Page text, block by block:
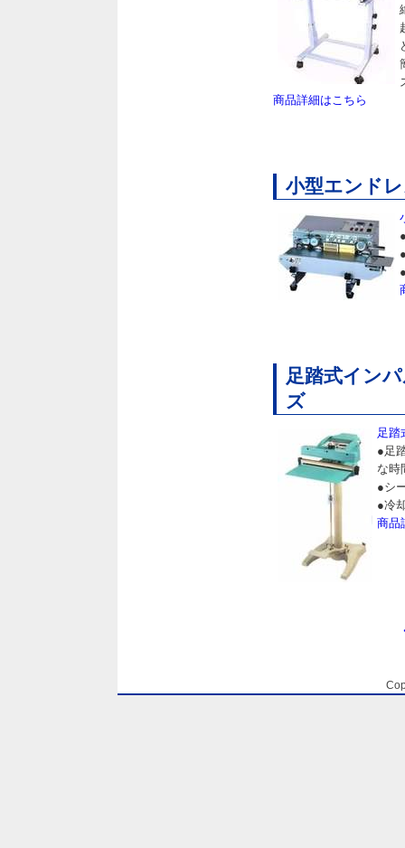
商品詳細はこちら
小型エンド
足踏式イン
ズ
足踏
●足
な時
●シ
●冷
商品